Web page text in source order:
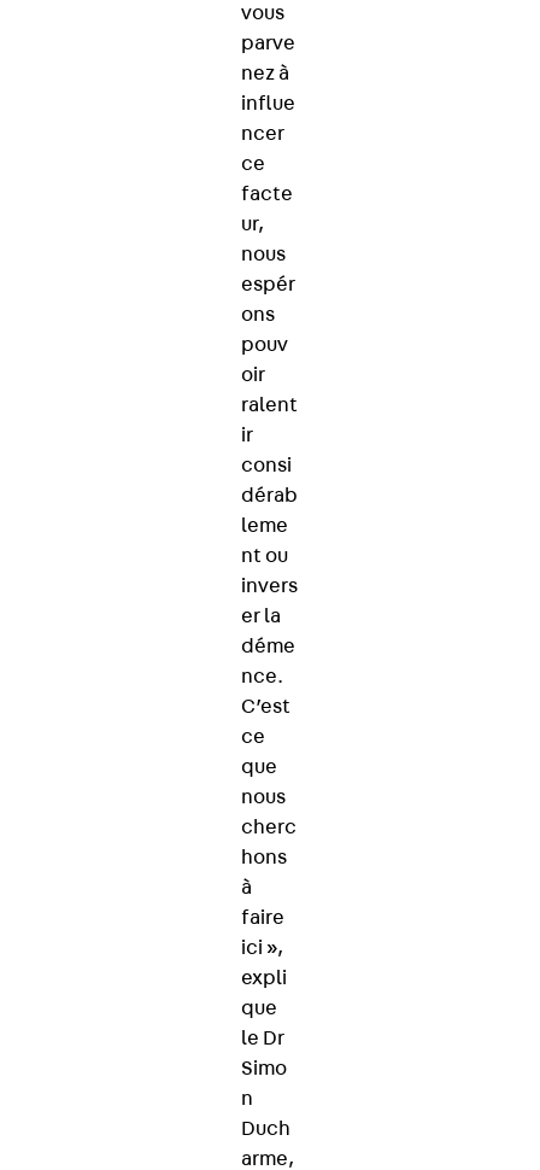
vous
parve
nez à
influe
ncer
ce
facte
ur,
nous
espér
ons
pouv
oir
ralent
ir
consi
dérab
leme
nt ou
invers
er la
déme
nce.
C’est
ce
que
nous
cherc
hons
à
faire
ici »,
expli
que
le Dr
Simo
n
Duch
arme,